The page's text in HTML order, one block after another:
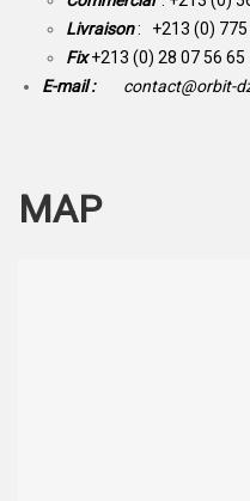
Livraison: +213 (0) 775
Fix +213 (0) 28 07 56 65
E-mail :
contact@orbit-
MAP